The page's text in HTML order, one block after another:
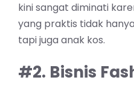
kini sangat diminati
yang praktis tidak
tapi juga anak kos.
#2. Bisnis